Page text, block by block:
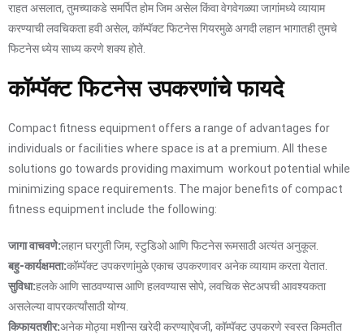
राहत असलात, तुमच्याकडे समर्पित होम जिम असेल किंवा वेगवेगळ्या जागांमध्ये व्यायाम
करण्याची लवचिकता हवी असेल, कॉम्पॅक्ट फिटनेस गियरमुळे अगदी लहान भागातही तुमचे
फिटनेस ध्येय साध्य करणे शक्य होते.
कॉम्पॅक्ट फिटनेस उपकरणांचे फायदे
Compact fitness equipment offers a range of advantages for
individuals or facilities where space is at a premium. All these
solutions go towards providing maximum workout potential while
minimizing space requirements. The major benefits of compact
fitness equipment include the following:
जागा वाचवणे:लहान घरगुती जिम, स्टुडिओ आणि फिटनेस रूमसाठी अत्यंत अनुकूल.
बहु-कार्यक्षमता:कॉम्पॅक्ट उपकरणांमुळे एकाच उपकरणावर अनेक व्यायाम करता येतात.
सुविधा:हलके आणि साठवण्यास आणि हलवण्यास सोपे, लवचिक सेटअपची आवश्यकता
असलेल्या वापरकर्त्यांसाठी योग्य.
किफायतशीर:अनेक मोठ्या मशीन्स खरेदी करण्याऐवजी, कॉम्पॅक्ट उपकरणे स्वस्त किमतीत